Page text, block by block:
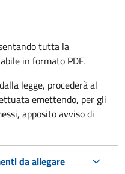
tutta la
in formato PDF.
legge, procederà al
emettendo, per gli
apposito avviso di
da allegare